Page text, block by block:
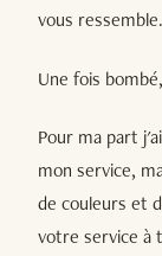
vous ressemble.
Une fois
Pour ma part
mon service,
de couleurs et
votre service à